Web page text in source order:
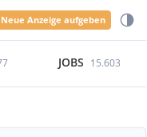
Neue Anzeige aufgeben
JOBS 15.603